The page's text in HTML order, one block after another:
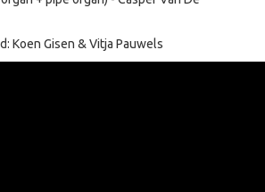
Koen Gisen & Vitja Pauwels